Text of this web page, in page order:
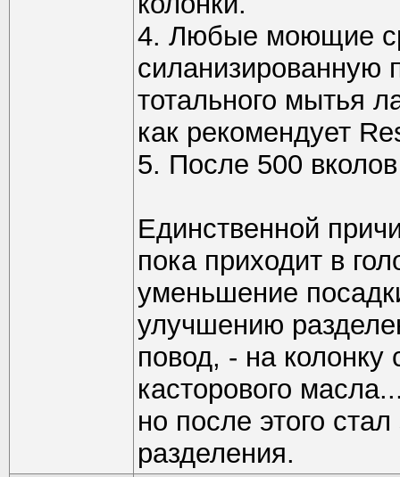
4. Любые моющие
силанизированную
тотального мытья
как рекомендует
5. После 500
Единственной
пока приходит в
уменьшение
улучшению
повод, - на
касторового
но после этого
разделения.